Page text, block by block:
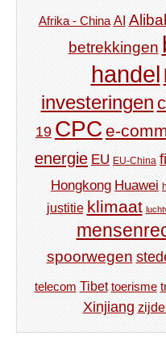
Afrika - China AI
betrekkingen
handel
investeringen
19 CPC e-
energie EU EU-China
Hongkong Huawei
justitie klimaat
spoorwegen
telecom Tibet toerisme
Xinjiang